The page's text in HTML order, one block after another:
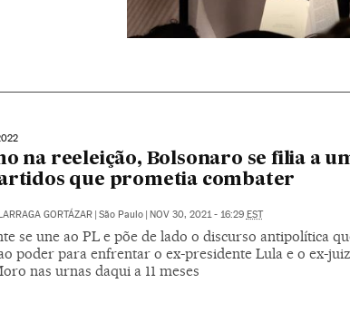
na reeleição, Bolsonaro se filia a
que prometia combater
GORTÁZAR | São Paulo | NOV 30, 2021 - 16:29 EST
se une ao PL e põe de lado o discurso antipolítica
poder para enfrentar o ex-presidente Lula e o ex-juiz
nas urnas daqui a 11 meses